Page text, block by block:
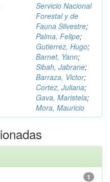
Servicio Nacional
Forestal y de
Fauna Silvestre;
Palma, Felipe;
Gutierrez, Hugo;
Barnet, Yann;
Sibah, Jabrane;
Barraza, Victor;
Cortez, Juliana;
Gava, Maristela;
Mora, Mauricio
1